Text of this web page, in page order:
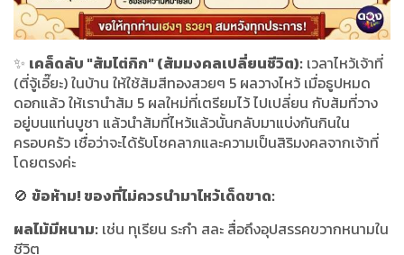
✨ เคล็ดลับ "ส้มไต่กิก" (ส้มมงคลเปลี่ยนชีวิต): เวลาไหว้เจ้าที่
(ตี่จู้เอี๊ยะ) ในบ้าน ให้ใช้ส้มสีทองสวยๆ 5 ผลวางไหว้ เมื่อธูปหมด
ดอกแล้ว ให้เรานำส้ม 5 ผลใหม่ที่เตรียมไว้ ไปเปลี่ยน กับส้มที่วาง
อยู่บนแท่นบูชา แล้วนำส้มที่ไหว้แล้วนั้นกลับมาแบ่งกันกินใน
ครอบครัว เชื่อว่าจะได้รับโชคลาภและความเป็นสิริมงคลจากเจ้าที่
โดยตรงค่ะ
🚫 ข้อห้าม! ของที่ไม่ควรนำมาไหว้เด็ดขาด:
ผลไม้มีหนาม: เช่น ทุเรียน ระกำ สละ สื่อถึงอุปสรรคขวากหนามใน
ชีวิต